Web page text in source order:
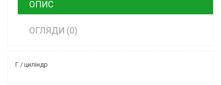
ОПИС
ОГЛЯДИ (0)
Г / циліндр